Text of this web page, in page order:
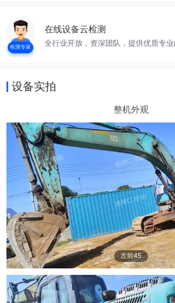
检测专家
在线设备云检测
全行业开放，资深团队，提供优质专业
设备实拍
整机外观
左前45